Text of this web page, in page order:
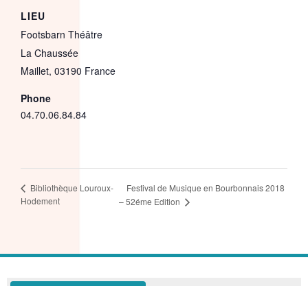
LIEU
Footsbarn Théâtre
La Chaussée
Maillet, 03190 France
Phone
04.70.06.84.84
Bibliothèque Louroux-
Hodement
Festival de Musique en Bourbonnais 2018
– 52éme Edition